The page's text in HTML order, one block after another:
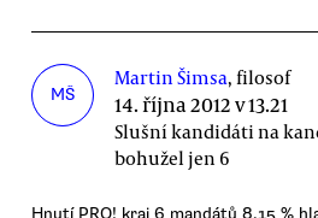
MŠ
Martin Šimsa, filosof
14. října 2012 v 13.21
Slušní kandidáti na
bohužel jen 6
Hnutí PRO! kraj 6 mandátů 8,15 %